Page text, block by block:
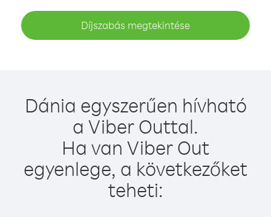
Díjszabás megtekintése
Dánia egyszerűen hívható
a Viber Outtal.
Ha van Viber Out
egyenlege, a következőket
teheti: